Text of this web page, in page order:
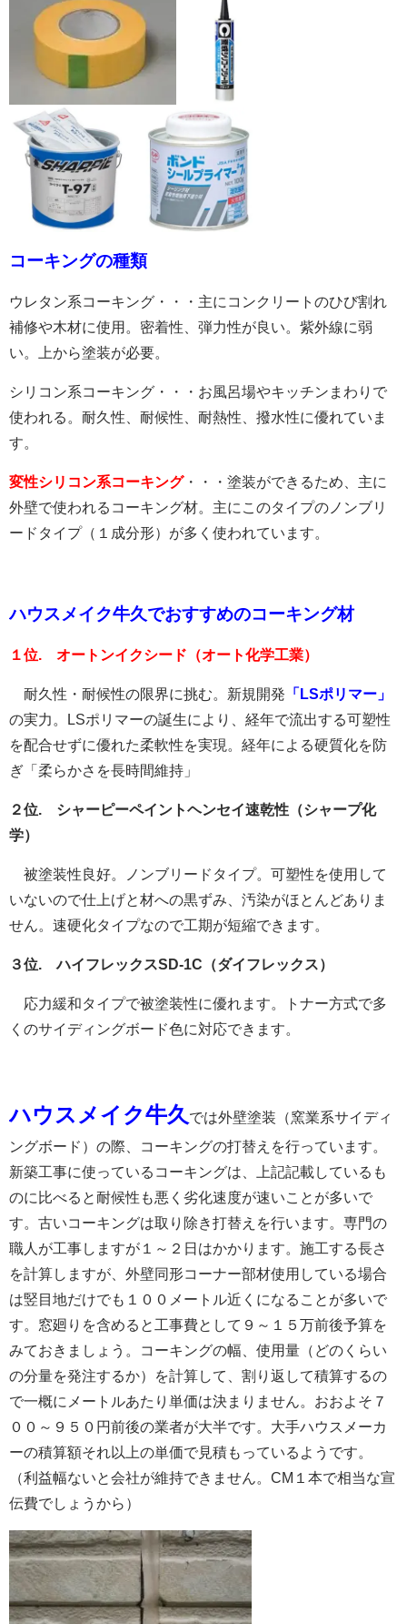
コーキングの種類
ウレタン系コーキング・・・主にコンクリートのひび割れ
補修や木材に使用。密着性、弾力性が良い。紫外線に弱
い。上から塗装が必要。
シリコン系コーキング・・・お風呂場やキッチンまわりで
使われる。耐久性、耐候性、耐熱性、撥水性に優れていま
す。
変性シリコン系コーキング・・・塗装ができるため、主に
外壁で使われるコーキング材。主にこのタイプのノンブリ
ードタイプ（１成分形）が多く使われています。
ハウスメイク牛久でおすすめのコーキング材
１位. オートンイクシード（オート化学工業）
耐久性・耐候性の限界に挑む。新規開発 「LSポリマー」
の実力。LSポリマーの誕生により、経年で流出する可塑性
を配合せずに優れた柔軟性を実現。経年による硬質化を防
ぎ「柔らかさを長時間維持」
２位. シャーピーペイントヘンセイ速乾性（シャープ化
学）
被塗装性良好。ノンブリードタイプ。可塑性を使用して
いないので仕上げと材への黒ずみ、汚染がほとんどありま
せん。速硬化タイプなので工期が短縮できます。
３位. ハイフレックスSD-1C（ダイフレックス）
応力緩和タイプで被塗装性に優れます。トナー方式で多
くのサイディングボード色に対応できます。
ハウスメイク牛久 では外壁塗装（窯業系サイディ
ングボード）の際、コーキングの打替えを行っています。
新築工事に使っているコーキングは、上記記載しているも
のに比べると耐候性も悪く劣化速度が速いことが多いで
す。古いコーキングは取り除き打替えを行います。専門の
職人が工事しますが１～２日はかかります。施工する長さ
を計算しますが、外壁同形コーナー部材使用している場合
は竪目地だけでも１００メートル近くになることが多いで
す。窓廻りを含めると工事費として９～１５万前後予算を
みておきましょう。コーキングの幅、使用量（どのくらい
の分量を発注するか）を計算して、割り返して積算するの
で一概にメートルあたり単価は決まりません。おおよそ７
００～９５０円前後の業者が大半です。大手ハウスメーカ
ーの積算額それ以上の単価で見積もっているようです。
（利益幅ないと会社が維持できません。CM１本で相当な宣
伝費でしょうから）